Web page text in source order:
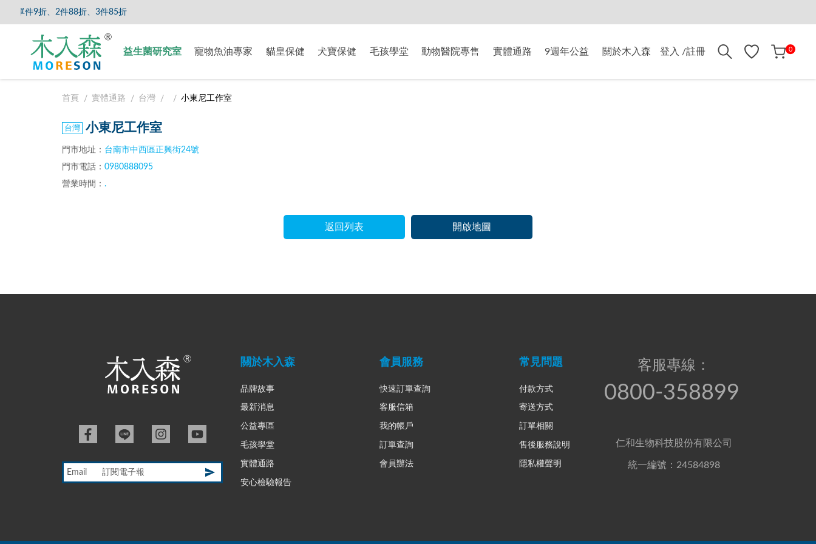
單件9折、2件88折、3件85折
益生菌研究室 寵物魚油專家 貓皇保健 犬寶保健 毛孩學堂 動物醫院專售 實體通路 9週年公益 關於木入森 登入 /註冊 0
首頁 實體通路 台灣 小東尼工作室
小東尼工作室
門市地址： 台南市中西區正興街24號
門市電話： 0980888095
營業時間： .
返回列表 開啟地圖
客服專線：
0800-358899
仁和生物科技股份有限公司
統一編號：24584898
關於木入森
品牌故事
最新消息
公益專區
毛孩學堂
實體通路
安心檢驗報告
會員服務
快速訂單查詢
客服信箱
我的帳戶
訂單查詢
會員辦法
常見問題
付款方式
寄送方式
訂單相關
售後服務說明
隱私權聲明
Email